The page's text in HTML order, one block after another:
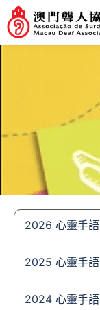
2026 心靈手語
2025 心靈手語
2024 心靈手語